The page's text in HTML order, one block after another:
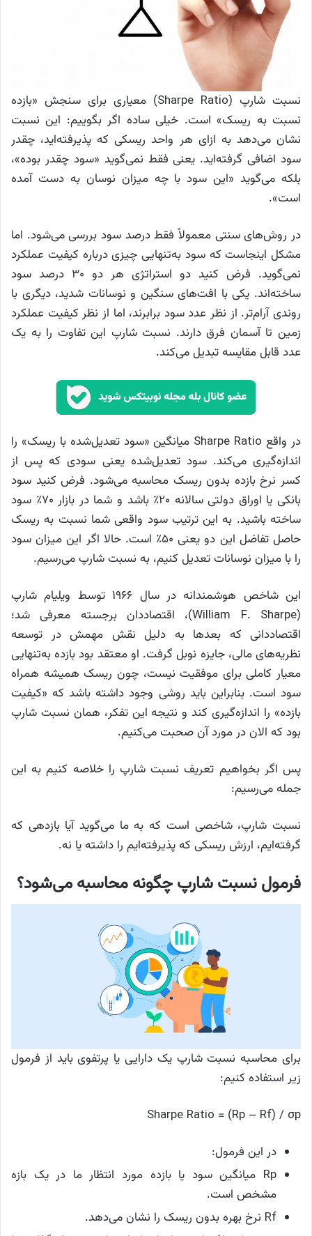
نسبت شارپ (Sharpe Ratio) معیاری برای سنجش «بازده
نسبت به ریسک» است. خیلی ساده اگر بگوییم: این نسبت
نشان می‌دهد به ازای هر واحد ریسکی که پذیرفته‌اید، چقدر
سود اضافی گرفته‌اید. یعنی فقط نمی‌گوید «سود چقدر بوده»،
بلکه می‌گوید «این سود با چه میزان نوسان به دست آمده
است».
در روش‌های سنتی معمولاً فقط درصد سود بررسی می‌شود. اما
مشکل اینجاست که سود به‌تنهایی چیزی درباره کیفیت عملکرد
نمی‌گوید. فرض کنید دو استراتژی هر دو ۳۰ درصد سود
ساخته‌اند. یکی با افت‌های سنگین و نوسانات شدید، دیگری با
روندی آرام‌تر. از نظر عدد سود برابرند، اما از نظر کیفیت عملکرد
زمین تا آسمان فرق دارند. نسبت شارپ این تفاوت را به یک
عدد قابل مقایسه تبدیل می‌کند.
در واقع Sharpe Ratio میانگین «سود تعدیل‌شده با ریسک» را
اندازه‌گیری می‌کند. سود تعدیل‌شده یعنی سودی که پس از
کسر نرخ بازده بدون ریسک محاسبه می‌شود. فرض کنید سود
بانکی یا اوراق دولتی سالانه ۲۰٪ باشد و شما در بازار ۷۰٪ سود
ساخته باشید. به این ترتیب سود واقعی شما نسبت به ریسک
حاصل تفاضل این دو یعنی ۵۰٪ است. حالا اگر این میزان سود
را با میزان نوسانات تعدیل کنیم، به نسبت شارپ می‌رسیم.
این شاخص هوشمندانه در سال ۱۹۶۶ توسط ویلیام شارپ
(William F. Sharpe)، اقتصاددان برجسته معرفی شد؛
اقتصاددانی که بعدها به دلیل نقش مهمش در توسعه
نظریه‌های مالی، جایزه نوبل گرفت. او معتقد بود بازده به‌تنهایی
معیار کاملی برای موفقیت نیست، چون ریسک همیشه همراه
سود است. بنابراین باید روشی وجود داشته باشد که «کیفیت
بازده» را اندازه‌گیری کند و نتیجه این تفکر، همان نسبت شارپ
بود که الان در مورد آن صحبت می‌کنیم.
پس اگر بخواهیم تعریف نسبت شارپ را خلاصه کنیم به این
جمله می‌رسیم:
نسبت شارپ، شاخصی است که به ما می‌گوید آیا بازدهی که
گرفته‌ایم، ارزش ریسکی که پذیرفته‌ایم را داشته یا نه.
فرمول نسبت شارپ چگونه محاسبه می‌شود؟
برای محاسبه نسبت شارپ یک دارایی یا پرتفوی باید از فرمول
زیر استفاده کنیم:
Sharpe Ratio = (Rp – Rf) / σp
در این فرمول:
Rp میانگین سود یا بازده مورد انتظار ما در یک بازه
مشخص است.
Rf نرخ بهره بدون ریسک را نشان می‌دهد.